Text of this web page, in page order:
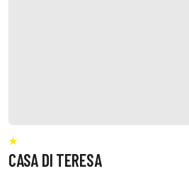
CASA DI TERESA